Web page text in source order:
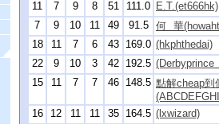
11
7 9 8 51 111.0 E.T.(et666hk)
7
9 10 11 49 91.5 何 華
18
11 7 6 43 169.0 (hkphthedai)
22
9 10 3 42 192.5
15
11 7 7 46 148.5 點解cheap到
16 12 11 11 35 164.5 (lxwizard)